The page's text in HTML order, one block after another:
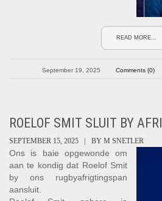
READ MORE...
September 19, 2025 Comments (0)
ROELOF SMIT SLUIT BY
SEPTEMBER 15, 2025 | BY M SNETLER
Ons is baie opgewonde om
aan te kondig dat Roelof Smit
by ons rugbyafrigtingspan
aansluit.